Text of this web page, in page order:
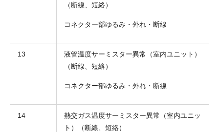
（断線、短絡）
コネクター部ゆるみ・外れ・断線
13
液管温度サーミスター異常（室内ユニット）
（断線、短絡）
コネクター部ゆるみ・外れ・断線
14
熱交ガス温度サーミスター異常（室内ユニッ
ト）（断線、短絡）